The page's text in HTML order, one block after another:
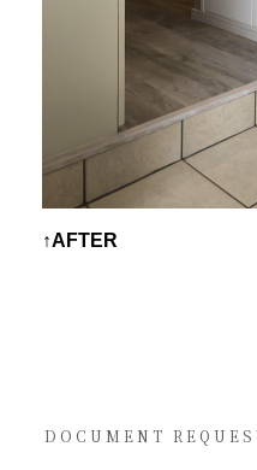
↑AFTER
DOCUMENT